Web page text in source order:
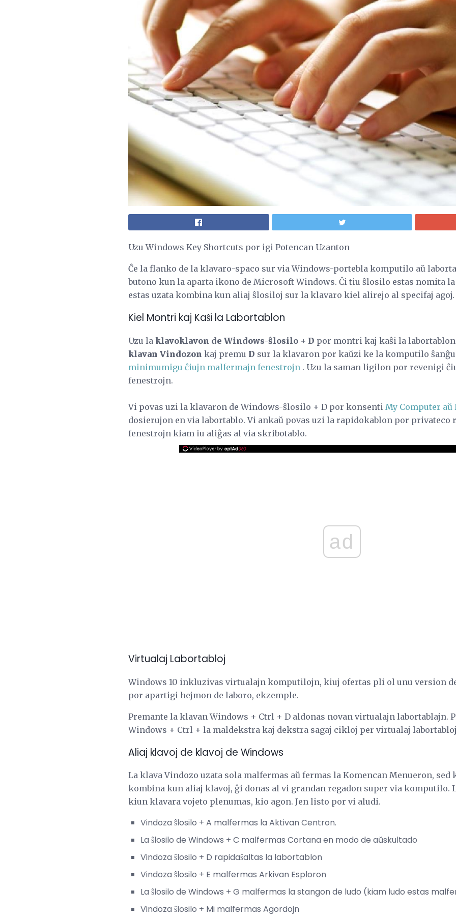
Uzu Windows Key Shortcuts por igi Potencan Uzanton
Ĉe la flanko de la klavaro-spaco sur via Windows-portebla komputilo aŭ
butono kun la aparta ikono de Microsoft Windows. Ĉi tiu ŝlosilo estas nomita
estas uzata kombina kun aliaj ŝlosiloj sur la klavaro kiel alirejo al specifaj agoj.
Kiel Montri kaj Kaŝi la Labortablon
Uzu la klavoklavon de Windows-ŝlosilo + D por montri kaj kaŝi la
klavan Vindozon kaj premu D sur la klavaron por kaŭzi ke la komputilo
minimumigu ĉiujn malfermajn fenestrojn . Uzu la saman ligilon por revenigi
fenestrojn.
Vi povas uzi la klavaron de Windows-ŝlosilo + D por konsenti My Computer aŭ
dosierujon en via labortablo. Vi ankaŭ povas uzi la rapidokablon por privateco
fenestrojn kiam iu aliĝas al via skribotablo.
ad
Virtualaj Labortabloj
Windows 10 inkluzivas virtualajn komputilojn, kiuj ofertas pli ol unu version
por apartigi hejmon de laboro, ekzemple.
Premante la klavan Windows + Ctrl + D aldonas novan virtualajn labortablajn.
Windows + Ctrl + la maldekstra kaj dekstra sagaj cikloj per virtualaj
Aliaj klavoj de klavoj de Windows
La klava Vindozo uzata sola malfermas aŭ fermas la Komencan Menueron, sed
kombina kun aliaj klavoj, ĝi donas al vi grandan regadon super via komputilo.
kiun klavara vojeto plenumas, kio agon. Jen listo por vi aludi.
Vindoza ŝlosilo + A malfermas la Aktivan Centron.
La ŝlosilo de Windows + C malfermas Cortana en modo de aŭskultado
Vindoza ŝlosilo + D rapidaŝaltas la labortablon
Vindoza ŝlosilo + E malfermas Arkivan Esploron
La ŝlosilo de Windows + G malfermas la stangon de ludo (kiam ludo estas
Vindoza ŝlosilo + Mi malfermas Agordojn